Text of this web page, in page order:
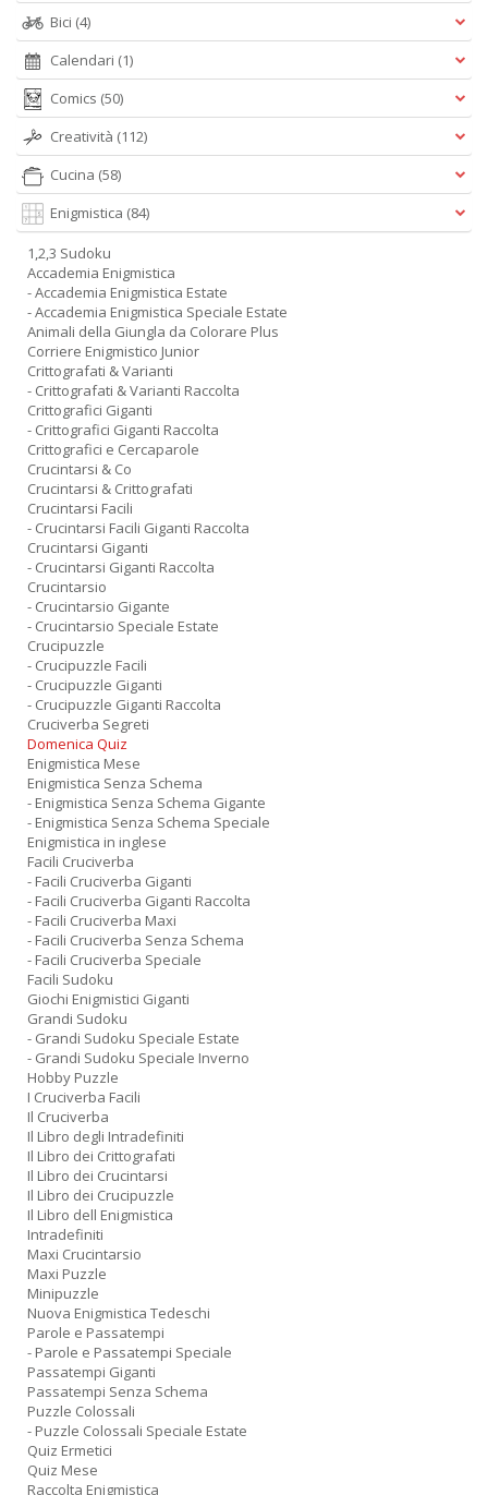
Bici (4)
Calendari (1)
Comics (50)
Creatività (112)
Cucina (58)
Enigmistica (84)
1,2,3 Sudoku
Accademia Enigmistica
- Accademia Enigmistica Estate
- Accademia Enigmistica Speciale Estate
Animali della Giungla da Colorare Plus
Corriere Enigmistico Junior
Crittografati & Varianti
- Crittografati & Varianti Raccolta
Crittografici Giganti
- Crittografici Giganti Raccolta
Crittografici e Cercaparole
Crucintarsi & Co
Crucintarsi & Crittografati
Crucintarsi Facili
- Crucintarsi Facili Giganti Raccolta
Crucintarsi Giganti
- Crucintarsi Giganti Raccolta
Crucintarsio
- Crucintarsio Gigante
- Crucintarsio Speciale Estate
Crucipuzzle
- Crucipuzzle Facili
- Crucipuzzle Giganti
- Crucipuzzle Giganti Raccolta
Cruciverba Segreti
Domenica Quiz
Enigmistica Mese
Enigmistica Senza Schema
- Enigmistica Senza Schema Gigante
- Enigmistica Senza Schema Speciale
Enigmistica in inglese
Facili Cruciverba
- Facili Cruciverba Giganti
- Facili Cruciverba Giganti Raccolta
- Facili Cruciverba Maxi
- Facili Cruciverba Senza Schema
- Facili Cruciverba Speciale
Facili Sudoku
Giochi Enigmistici Giganti
Grandi Sudoku
- Grandi Sudoku Speciale Estate
- Grandi Sudoku Speciale Inverno
Hobby Puzzle
I Cruciverba Facili
Il Cruciverba
Il Libro degli Intradefiniti
Il Libro dei Crittografati
Il Libro dei Crucintarsi
Il Libro dei Crucipuzzle
Il Libro dell Enigmistica
Intradefiniti
Maxi Crucintarsio
Maxi Puzzle
Minipuzzle
Nuova Enigmistica Tedeschi
Parole e Passatempi
- Parole e Passatempi Speciale
Passatempi Giganti
Passatempi Senza Schema
Puzzle Colossali
- Puzzle Colossali Speciale Estate
Quiz Ermetici
Quiz Mese
Raccolta Enigmistica